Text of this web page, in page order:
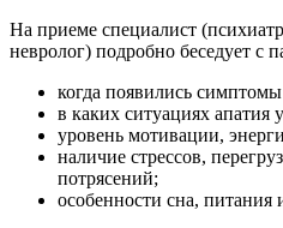
На приеме специалист
невролог) подробно беседует с
когда появились
в каких ситуациях апатия
уровень мотивации,
наличие стрессов,
потрясений;
особенности сна, питания